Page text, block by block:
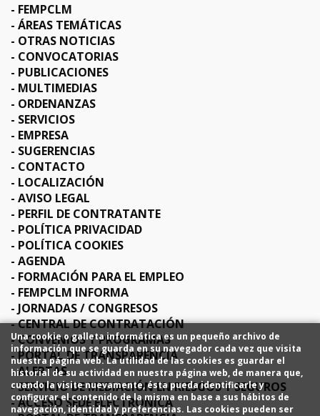
FEMPCLM
ÁREAS TEMÁTICAS
OTRAS NOTICIAS
CONVOCATORIAS
PUBLICACIONES
MULTIMEDIAS
ORDENANZAS
SERVICIOS
EMPRESA
SUGERENCIAS
CONTACTO
LOCALIZACIÓN
AVISO LEGAL
PERFIL DE CONTRATANTE
POLÍTICA PRIVACIDAD
POLÍTICA COOKIES
AGENDA
FORMACIÓN PARA EL EMPLEO
FEMPCLM INFORMA
JORNADAS / CONGRESOS
CENTRAL DE CONTRATACIÓN
CONVENIOS Y PROGRAMAS
PORTAL DE TRANSPARENCIA
ALERTAS
SERVICIO DE MEDIACIÓN EN RIESGOS Y SEGUROS
ACCESO SEDE ELECTRÓNICA
Una cookie o galleta informática es un pequeño archivo de
información que se guarda en su navegador cada vez que visita
nuestra página web. La utilidad de las cookies es guardar el
historial de su actividad en nuestra página web, de manera que,
cuando la visite nuevamente, ésta pueda identificarle y
configurar el contenido de la misma en base a sus hábitos de
navegación, identidad y preferencias. Las cookies pueden ser